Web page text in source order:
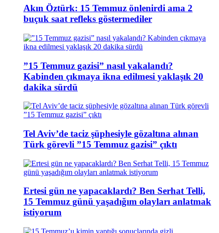
Akın Öztürk: 15 Temmuz önlenirdi ama 2
buçuk saat refleks göstermediler
”15 Temmuz gazisi” nasıl yakalandı?
Kabinden çıkmaya ikna edilmesi yaklaşık 20
dakika sürdü
Tel Aviv’de taciz şüphesiyle gözaltına alınan
Türk görevli ”15 Temmuz gazisi” çıktı
Ertesi gün ne yapacaklardı? Ben Serhat Telli,
15 Temmuz günü yaşadığım olayları anlatmak
istiyorum